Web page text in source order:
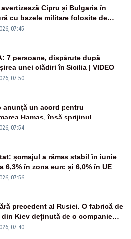
avertizează Cipru și Bulgaria în
cu bazele militare folosite de
07:45
7 persoane, dispărute după
unei clădiri în Sicilia | VIDEO
07:50
anunță un acord pentru
Hamas, însă sprijinul
rămâne incert
07:54
șomajul a rămas stabil în iunie
6,3% în zona euro și 6,0% în UE
07:56
precedent al Rusiei. O fabrică de
din Kiev deținută de o companie
distrusă de o rachetă
07:40